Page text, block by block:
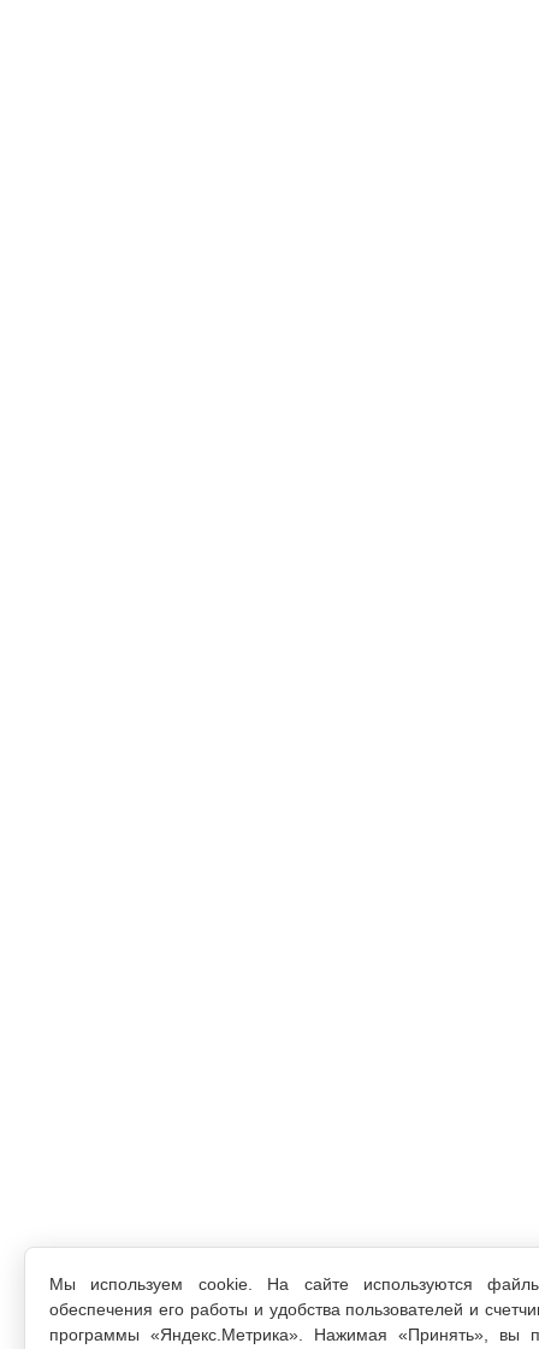
Мы используем cookie. На сайте используются
обеспечения его работы и удобства пользователей и
программы «Яндекс.Метрика». Нажимая «Принять», вы